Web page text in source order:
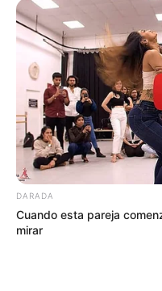
DARADA
Cuando esta pareja
mirar